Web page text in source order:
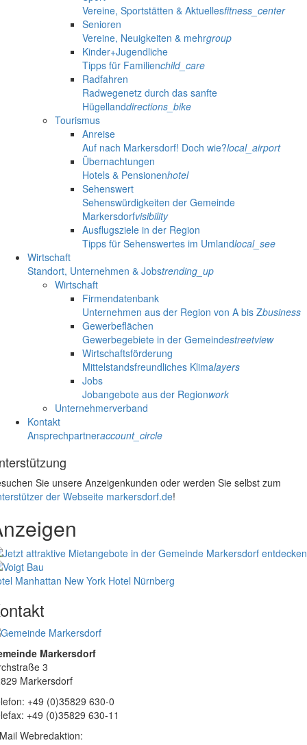
Vereine, Sportstätten & Aktuellesfitness_center
Senioren
Vereine, Neuigkeiten & mehrgroup
Kinder+Jugendliche
Tipps für Familienchild_care
Radfahren
Radwegenetz durch das sanfte
Hügellanddirections_bike
Tourismus
Anreise
Auf nach Markersdorf! Doch wie?local_airport
Übernachtungen
Hotels & Pensionenhotel
Sehenswert
Sehenswürdigkeiten der Gemeinde
Markersdorfvisibility
Ausflugsziele in der Region
Tipps für Sehenswertes im Umlandlocal_see
Wirtschaft
Standort, Unternehmen & Jobstrending_up
Wirtschaft
Firmendatenbank
Unternehmen aus der Region von A bis Zbusiness
Gewerbeflächen
Gewerbegebiete in der Gemeindestreetview
Wirtschaftsförderung
Mittelstandsfreundliches Klimalayers
Jobs
Jobangebote aus der Regionwork
Unternehmerverband
Kontakt
Ansprechpartneraccount_circle
Sie unsere Anzeigenkunden oder werden Sie selbst zum
der Webseite markersdorf.de!
Manhattan New York Hotel Nürnberg
Markersdorf
3
Markersdorf
+49 (0)35829 630-0
+49 (0)35829 630-11
Webredaktion: